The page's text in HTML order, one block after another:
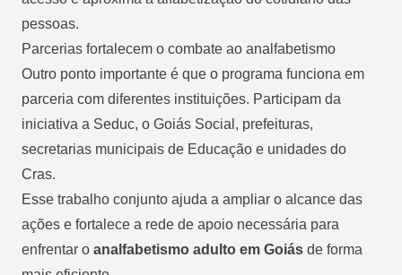
pessoas.
Parcerias fortalecem o combate ao analfabetismo
Outro ponto importante é que o programa funciona em
parceria com diferentes instituições. Participam da
iniciativa a Seduc, o Goiás Social, prefeituras,
secretarias municipais de Educação e unidades do
Cras.
Esse trabalho conjunto ajuda a ampliar o alcance das
ações e fortalece a rede de apoio necessária para
enfrentar o analfabetismo adulto em Goiás de forma